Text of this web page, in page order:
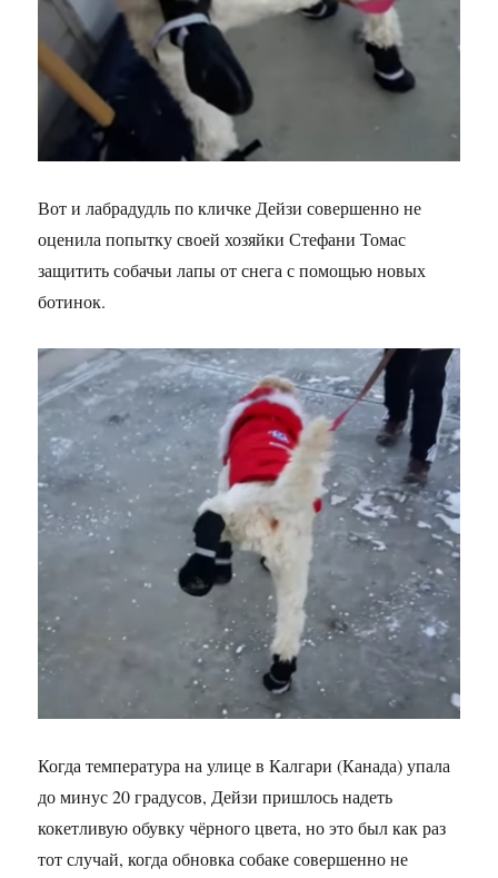
Вот и лабрадудль по кличке Дейзи совершенно не
оценила попытку своей хозяйки Стефани Томас
защитить собачьи лапы от снега с помощью новых
ботинок.
Когда температура на улице в Калгари (Канада) упала
до минус 20 градусов, Дейзи пришлось надеть
кокетливую обувку чёрного цвета, но это был как раз
тот случай, когда обновка собаке совершенно не